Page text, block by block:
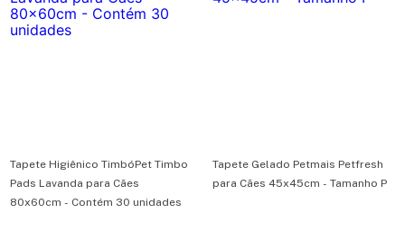
Tapete Higiênico TimbóPet Timbo
Pads Lavanda para Cães
80x60cm - Contém 30 unidades
Tapete Gelado Petmais Petfresh
para Cães 45x45cm - Tamanho P